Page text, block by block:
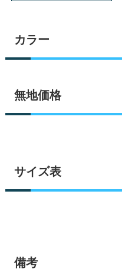
カラー
無地価格
サイズ表
備考